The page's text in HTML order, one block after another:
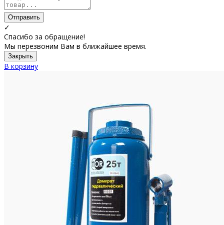
Отправить
✓
Спасибо за обращение!
Мы перезвоним Вам в ближайшее время.
Закрыть
В корзину